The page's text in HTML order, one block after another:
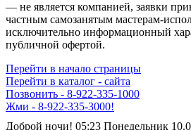
— не является компанией, заявки
частным самозанятым
исключительно информационный
публичной офертой.
Перейти в начало страницы
Перейти в каталог - сайта
Позвонить - 8-922-335-1000
Жми - 8-922-335-3000!
Доброй ночи! 05:23 Понедельник